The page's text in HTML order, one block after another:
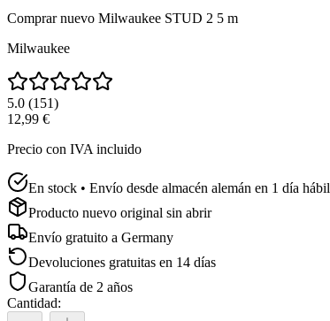
Comprar nuevo Milwaukee STUD 2 5 m
Milwaukee
5.0 (151)
12,99 €
Precio con IVA incluido
En stock • Envío desde almacén alemán en 1 día hábil
Producto nuevo original sin abrir
Envío gratuito a Germany
Devoluciones gratuitas en 14 días
Garantía de 2 años
Cantidad: